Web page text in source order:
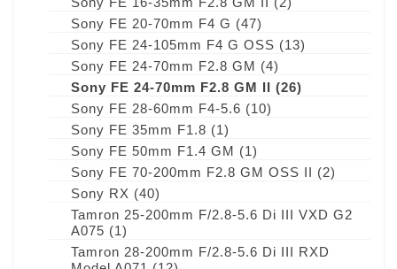
Sony FE 20-70mm F4 G (47)
Sony FE 24-105mm F4 G OSS (13)
Sony FE 24-70mm F2.8 GM (4)
Sony FE 24-70mm F2.8 GM II (26)
Sony FE 28-60mm F4-5.6 (10)
Sony FE 35mm F1.8 (1)
Sony FE 50mm F1.4 GM (1)
Sony FE 70-200mm F2.8 GM OSS II (2)
Sony RX (40)
Tamron 25-200mm F/2.8-5.6 Di III VXD G2
A075 (1)
Tamron 28-200mm F/2.8-5.6 Di III RXD